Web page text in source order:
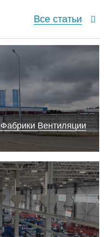
Все статьи
Вентиляции